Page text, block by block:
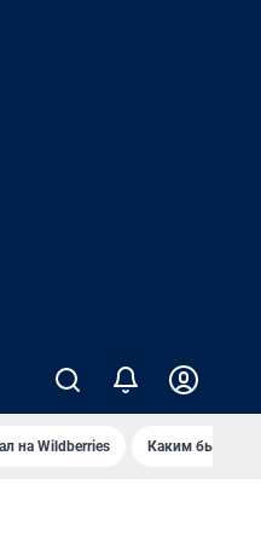
на Wildberries Каким было